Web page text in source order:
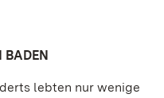
BADEN
lebten nur wenige